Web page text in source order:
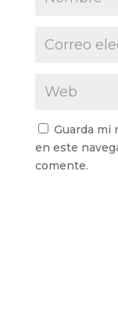
Guarda mi
en este
comente.